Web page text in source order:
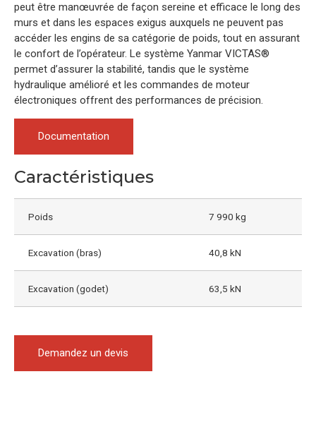
peut être manœuvrée de façon sereine et efficace le long des
murs et dans les espaces exigus auxquels ne peuvent pas
accéder les engins de sa catégorie de poids, tout en assurant
le confort de l’opérateur. Le système Yanmar VICTAS®
permet d’assurer la stabilité, tandis que le système
hydraulique amélioré et les commandes de moteur
électroniques offrent des performances de précision.
Documentation
Caractéristiques
Poids 7 990 kg
Excavation (bras) 40,8 kN
Excavation (godet) 63,5 kN
Demandez un devis